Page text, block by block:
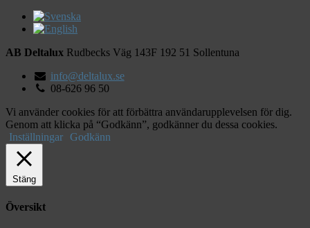
AB Deltalux Rudbecks Väg 143F 192 51 Sollentuna
info@deltalux.se
08-626 96 50
Vi använder cookies för att förbättra användarupplevelsen för dig.
Genom att klicka på “Godkänn”, godkänner du dessa cookies.
Inställningar Godkänn
Stäng
Översikt